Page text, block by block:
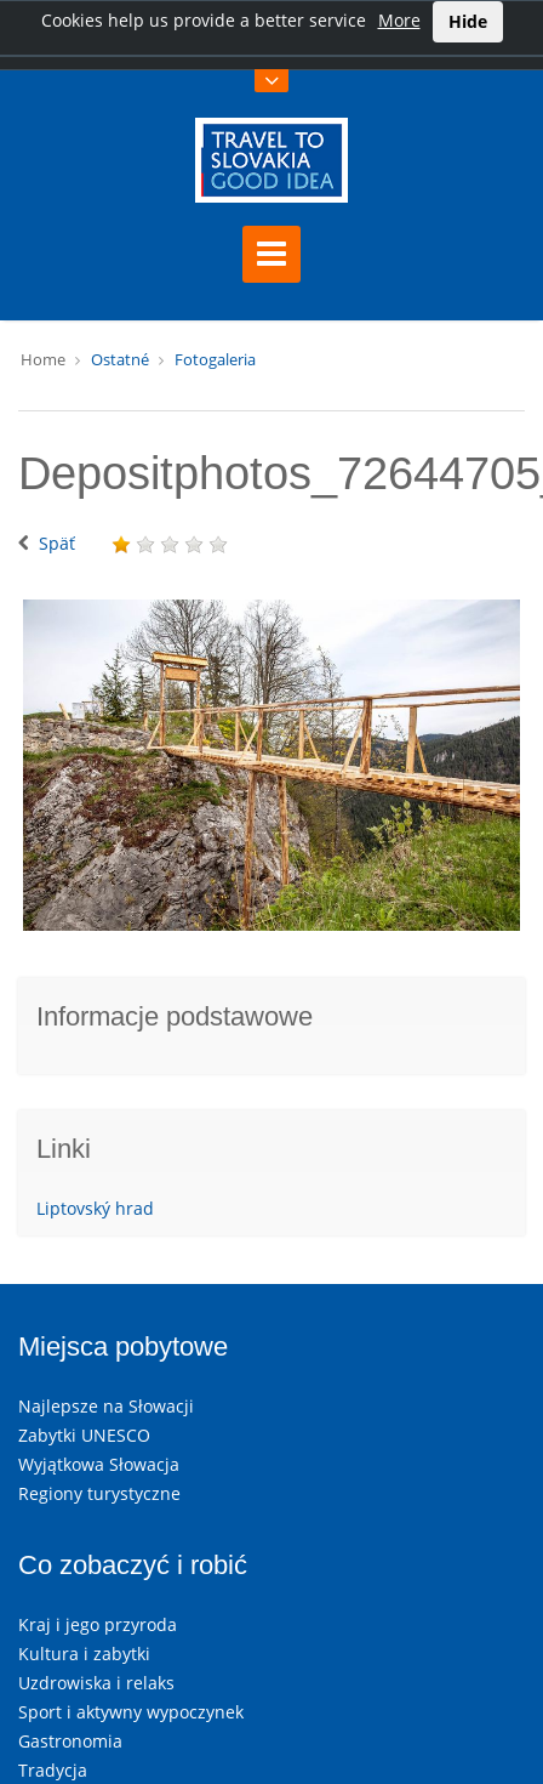
Cookies help us provide a better service More Hide
Home Ostatné Fotogaleria
Späť
Informacje podstawowe
Linki
Liptovský hrad
Miejsca pobytowe
Najlepsze na Słowacji
Zabytki UNESCO
Wyjątkowa Słowacja
Regiony turystyczne
Co zobaczyć i robić
Kraj i jego przyroda
Kultura i zabytki
Uzdrowiska i relaks
Sport i aktywny wypoczynek
Gastronomia
Tradycja